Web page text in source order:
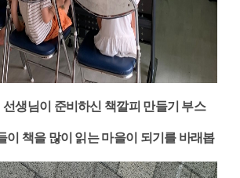
생님이 준비하신 책깔피 만들기 부스
이 책을 많이 읽는 마을이 되기를 바래봅